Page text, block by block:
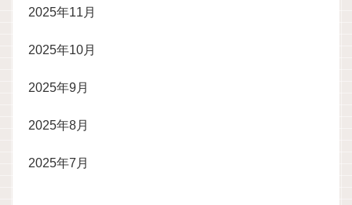
2025年11月
2025年10月
2025年9月
2025年8月
2025年7月